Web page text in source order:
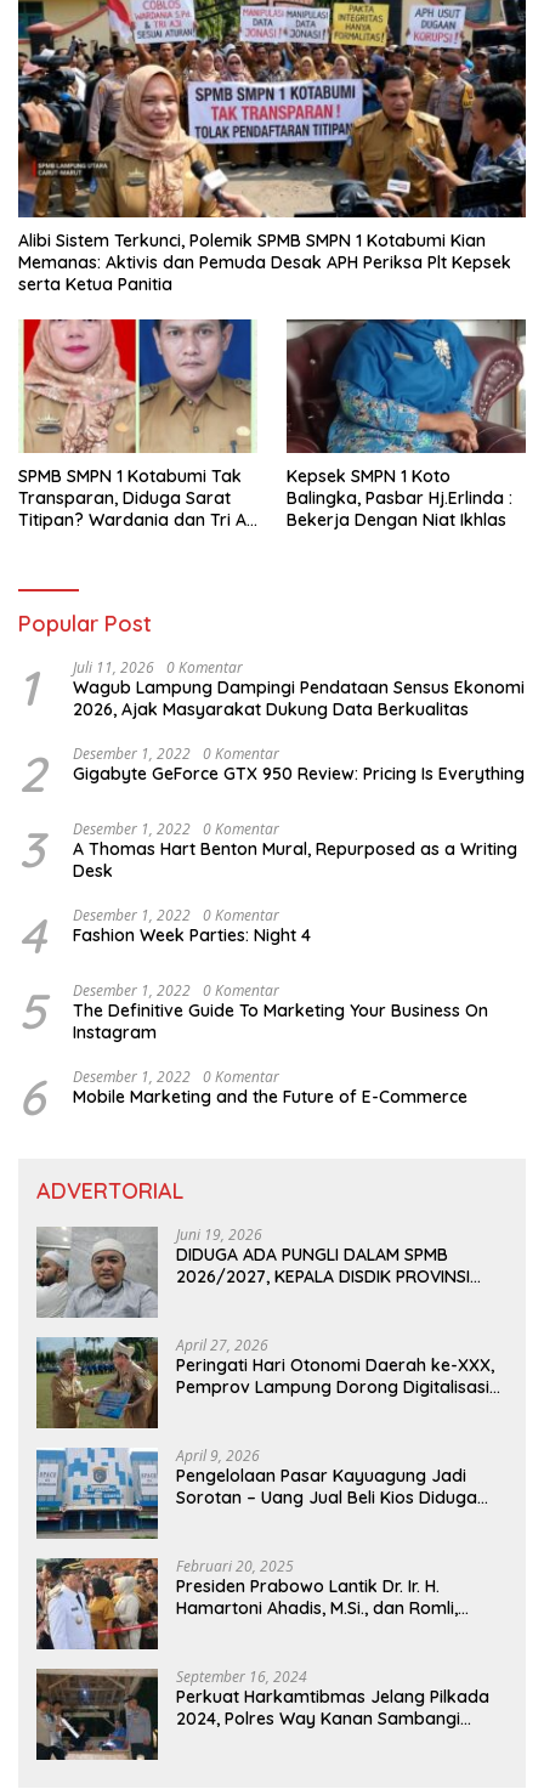
Alibi Sistem Terkunci, Polemik SPMB SMPN 1 Kotabumi Kian
Memanas: Aktivis dan Pemuda Desak APH Periksa Plt Kepsek
serta Ketua Panitia
SPMB SMPN 1 Kotabumi Tak
Transparan, Diduga Sarat
Titipan? Wardania dan Tri Aji
Kepsek SMPN 1 Koto
Balingka, Pasbar Hj.Erlinda :
Bekerja Dengan Niat Ikhlas
Popular Post
1 Juli 11, 2026 0 Komentar
Wagub Lampung Dampingi Pendataan Sensus Ekonomi
2026, Ajak Masyarakat Dukung Data Berkualitas
2 Desember 1, 2022 0 Komentar
Gigabyte GeForce GTX 950 Review: Pricing Is Everything
3 Desember 1, 2022 0 Komentar
A Thomas Hart Benton Mural, Repurposed as a Writing
Desk
4 Desember 1, 2022 0 Komentar
Fashion Week Parties: Night 4
5 Desember 1, 2022 0 Komentar
The Definitive Guide To Marketing Your Business On
Instagram
6 Desember 1, 2022 0 Komentar
Mobile Marketing and the Future of E-Commerce
ADVERTORIAL
Juni 19, 2026
DIDUGA ADA PUNGLI DALAM SPMB
2026/2027, KEPALA DISDIK PROVINSI
April 27, 2026
Peringati Hari Otonomi Daerah ke-XXX,
Pemprov Lampung Dorong Digitalisasi
April 9, 2026
Pengelolaan Pasar Kayuagung Jadi
Sorotan – Uang Jual Beli Kios Diduga
Februari 20, 2025
Presiden Prabowo Lantik Dr. Ir. H.
Hamartoni Ahadis, M.Si., dan Romli,
2025-2030 Di Istana Negara
September 16, 2024
Perkuat Harkamtibmas Jelang Pilkada
2024, Polres Way Kanan Sambangi